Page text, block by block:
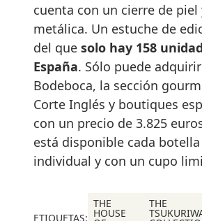
cuenta con un cierre de piel
metálica. Un estuche de
del que solo hay 158
España. Sólo puede
Bodeboca, la sección
Corte Inglés y boutiques
con un precio de 3.825
está disponible cada
individual y con un cupo
ETIQUETAS:
THE
HOUSE
THE